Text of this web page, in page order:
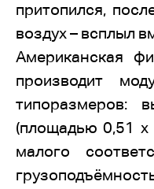
притопился,
воздух – всплыл
Американская
производит
(площадью 0,51 х
малого